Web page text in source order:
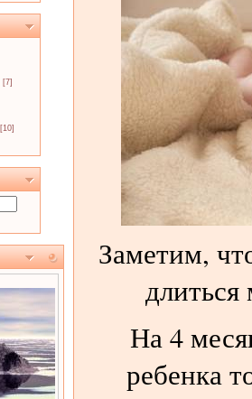
[7]
[10]
Заметим,
длиться
На 4
ребенка